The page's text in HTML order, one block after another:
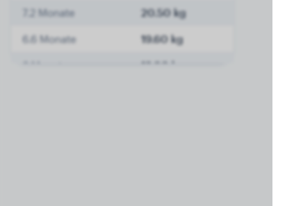
7.2 Monate 20.50 kg
6.6 Monate 19.60 kg
6 Monate 18.00 kg